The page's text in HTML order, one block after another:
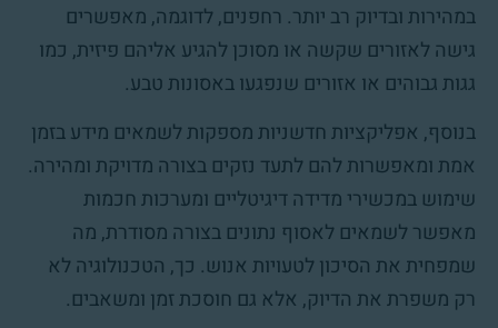
במהירות ובדיוק רב יותר. רחפנים, לדוגמה, מאפשרים
גישה לאזורים שקשה או מסוכן להגיע אליהם פיזית, כמו
גגות גבוהים או אזורים שנפגעו באסונות טבע.
בנוסף, אפליקציות חדשניות מספקות לשמאים מידע בזמן
אמת ומאפשרות להם לתעד נזקים בצורה מדויקת ומהירה.
שימוש במכשירי מדידה דיגיטליים ומערכות חכמות
מאפשר לשמאים לאסוף נתונים בצורה מסודרת, מה
שמפחית את הסיכון לטעויות אנוש. כך, הטכנולוגיה לא
רק משפרת את הדיוק, אלא גם חוסכת זמן ומשאבים.